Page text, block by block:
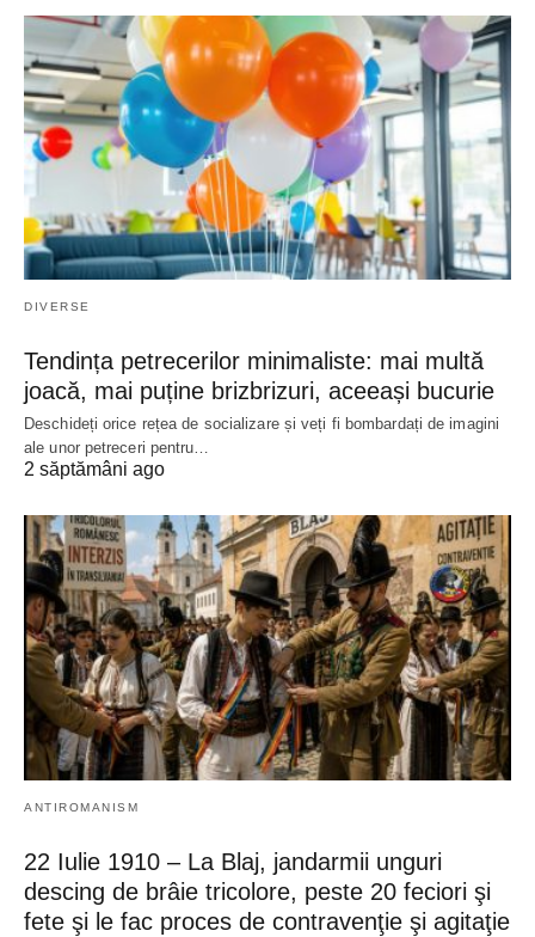
DIVERSE
Tendința petrecerilor minimaliste: mai multă
joacă, mai puține brizbrizuri, aceeași bucurie
Deschideți orice rețea de socializare și veți fi bombardați de imagini
ale unor petreceri pentru…
2 săptămâni ago
ANTIROMANISM
22 Iulie 1910 – La Blaj, jandarmii unguri
descing de brâie tricolore, peste 20 feciori şi
fete şi le fac proces de contravenţie şi agitaţie